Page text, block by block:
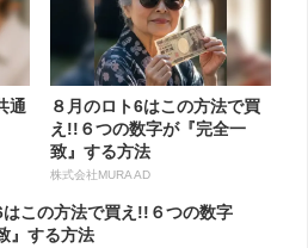
通
８月のロト6はこの方法で買
え!!６つの数字が『完全一
致』する方法
株式会社MURA AD
はこの方法で買え!!６つの数字
』する方法